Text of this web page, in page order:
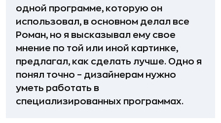
одной программе, которую он
использовал, в основном делал все
Роман, но я высказывал ему свое
мнение по той или иной картинке,
предлагал, как сделать лучше. Одно я
понял точно – дизайнерам нужно
уметь работать в
специализированных программах.